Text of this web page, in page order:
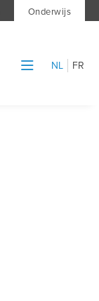
Onderwijs
NL FR